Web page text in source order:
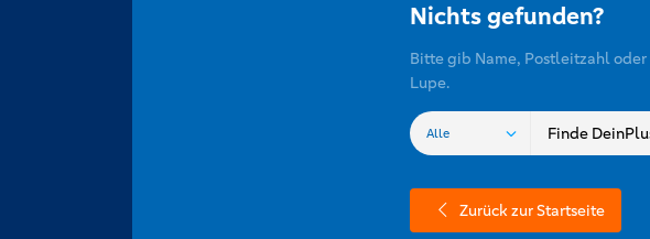
Nichts gefunden?
Bitte gib Name, Postleitzahl
Lupe.
Zurück zur Startseite